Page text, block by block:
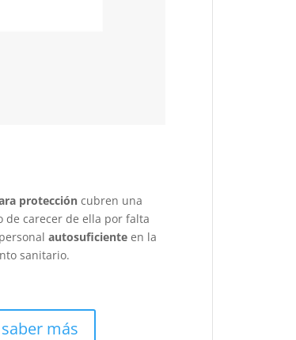
protección cubren una
de carecer de ella por falta
autosuficiente en la
sanitario.
más